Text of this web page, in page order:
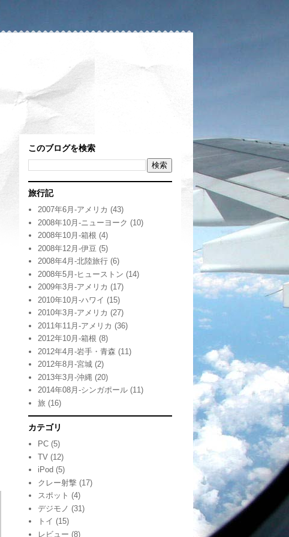
このブログを検索
旅行記
2007年6月-アメリカ (43)
2008年10月-ニューヨーク (10)
2008年10月-箱根 (4)
2008年12月-伊豆 (5)
2008年4月-北陸旅行 (6)
2008年5月-ヒューストン (14)
2009年3月-アメリカ (17)
2010年10月-ハワイ (15)
2010年3月-アメリカ (27)
2011年11月-アメリカ (36)
2012年10月-箱根 (8)
2012年4月-岩手・青森 (11)
2012年8月-宮城 (2)
2013年3月-沖縄 (20)
2014年08月-シンガポール (11)
旅 (16)
カテゴリ
PC (5)
TV (12)
iPod (5)
クレー射撃 (17)
スポット (4)
デジモノ (31)
トイ (15)
レビュー (8)